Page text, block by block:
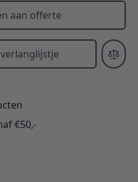
aan offerte
€50,-